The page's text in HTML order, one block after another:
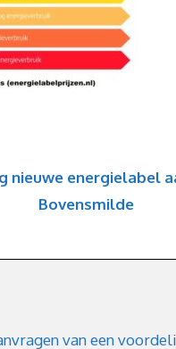
nieuwe energielabel
Bovensmilde
van een